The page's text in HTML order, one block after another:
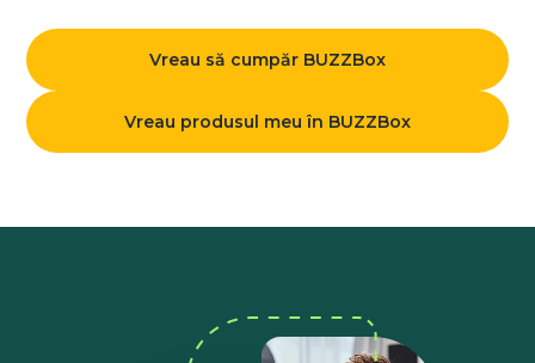
Vreau să cumpăr BUZZBox
Vreau produsul meu în BUZZBox